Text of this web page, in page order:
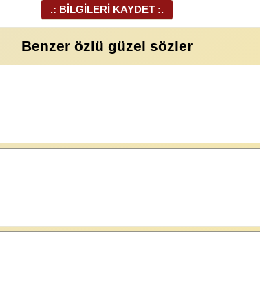
.: BİLGİLERİ KAYDET :.
Benzer özlü güzel sözler